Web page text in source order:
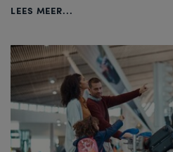
LEES MEER...